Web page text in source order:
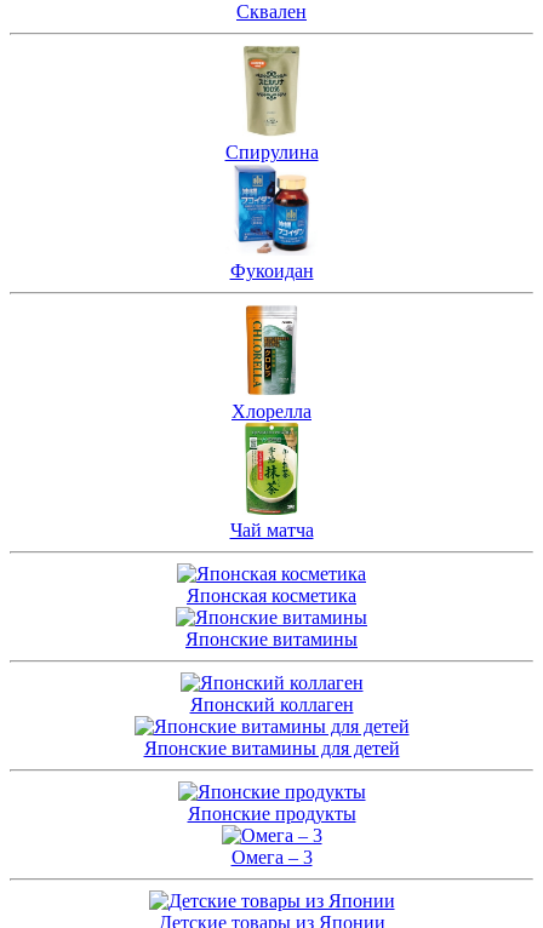
Сквален
Спирулина
Фукоидан
Хлорелла
Чай матча
Японская косметика
Японские витамины
Японский коллаген
Японские витамины для детей
Японские продукты
Омега – 3
Детские товары из Японии